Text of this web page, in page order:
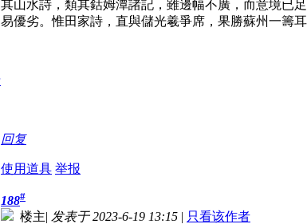
其山水詩，類其鈷姆潭諸記，雖邊幅不廣，而意境已
易優劣。惟田家詩，直與儲光羲爭席，果勝蘇州一籌耳
回复
使用道具 举报
188#
楼主| 发表于 2023-6-19 13:15 | 只看该作者